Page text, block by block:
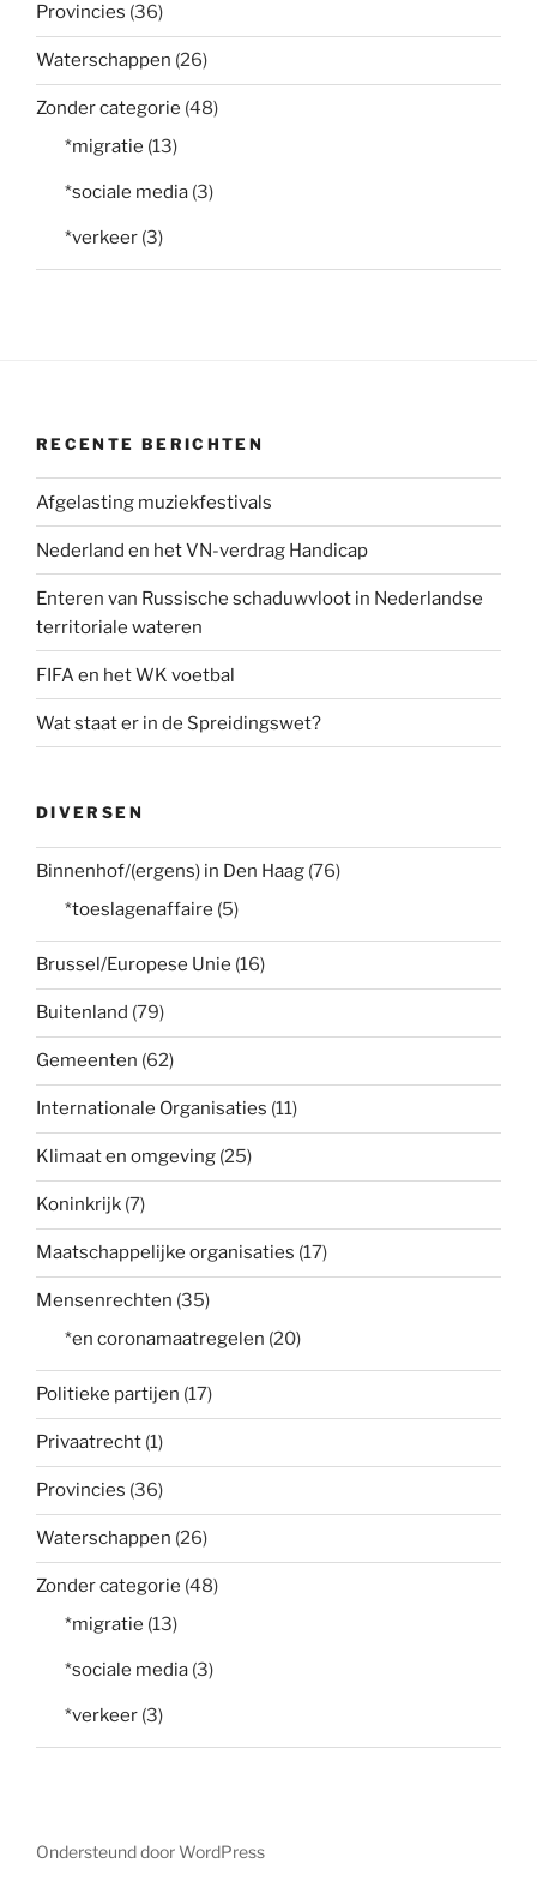
Provincies (36)
Waterschappen (26)
Zonder categorie (48)
*migratie (13)
*sociale media (3)
*verkeer (3)
RECENTE BERICHTEN
Afgelasting muziekfestivals
Nederland en het VN-verdrag Handicap
Enteren van Russische schaduwvloot in Nederlandse
territoriale wateren
FIFA en het WK voetbal
Wat staat er in de Spreidingswet?
DIVERSEN
Binnenhof/(ergens) in Den Haag (76)
*toeslagenaffaire (5)
Brussel/Europese Unie (16)
Buitenland (79)
Gemeenten (62)
Internationale Organisaties (11)
Klimaat en omgeving (25)
Koninkrijk (7)
Maatschappelijke organisaties (17)
Mensenrechten (35)
*en coronamaatregelen (20)
Politieke partijen (17)
Privaatrecht (1)
Provincies (36)
Waterschappen (26)
Zonder categorie (48)
*migratie (13)
*sociale media (3)
*verkeer (3)
Ondersteund door WordPress